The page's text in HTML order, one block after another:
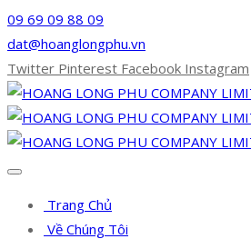
09 69 09 88 09
dat@hoanglongphu.vn
Twitter Pinterest Facebook Instagram
Trang Chủ
Về Chúng Tôi